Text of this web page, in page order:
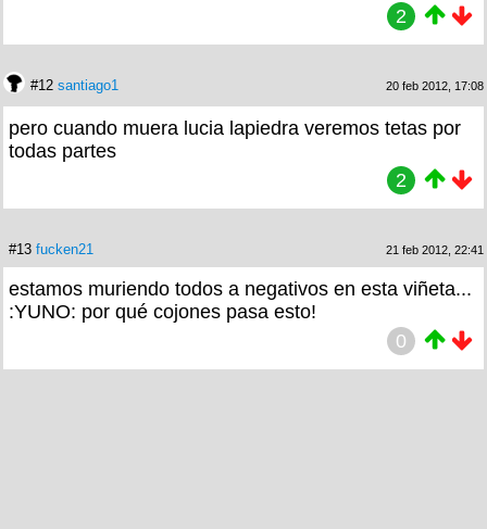
2
#12 santiago1 20 feb 2012, 17:08
pero cuando muera lucia lapiedra veremos tetas por
todas partes
2
#13 fucken21 21 feb 2012, 22:41
estamos muriendo todos a negativos en esta viñeta...
:YUNO: por qué cojones pasa esto!
0